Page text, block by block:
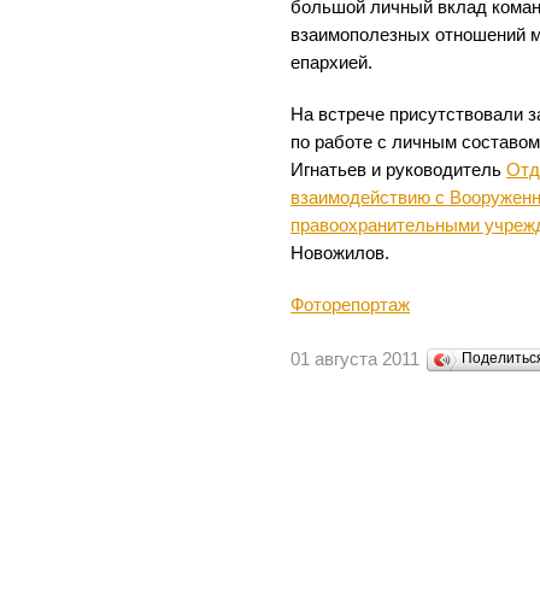
большой личный вклад
взаимополезных отношений
епархией.
На встрече присутствовали
по работе с личным
Игнатьев и руководитель
взаимодействию с
правоохранительными
Новожилов.
Фоторепортаж
01 августа 2011